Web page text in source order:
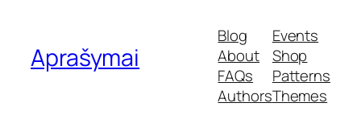
Aprašymai
Blog
About
FAQs
Authors
Events
Shop
Patterns
Themes